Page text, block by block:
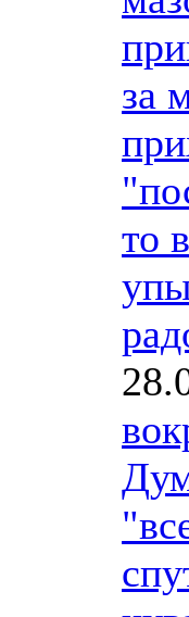
за
то